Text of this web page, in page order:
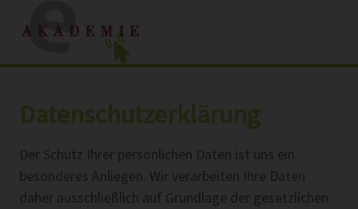
Datenschutzerklärung
Der Schutz Ihrer persönlichen Daten ist uns ein
besonderes Anliegen. Wir verarbeiten Ihre Daten
daher ausschließlich auf Grundlage der gesetzlichen